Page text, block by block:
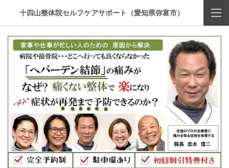
十四山整体院セルフケアサポート（愛知県弥富市）